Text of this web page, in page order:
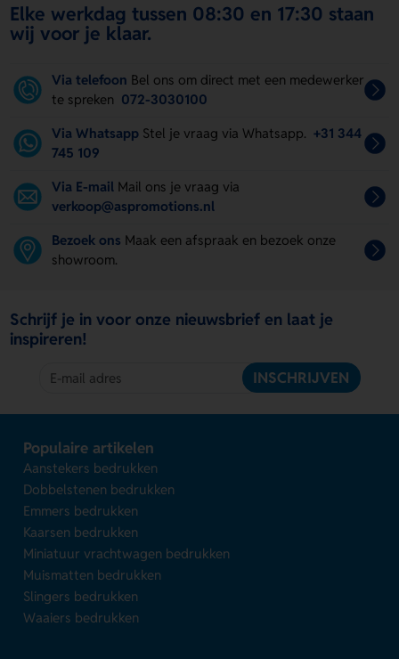
Elke werkdag tussen 08:30 en 17:30 staan
wij voor je klaar.
Via telefoon Bel ons om direct met een medewerker
te spreken 072-3030100
Via Whatsapp Stel je vraag via Whatsapp. +31 344
745 109
Via E-mail Mail ons je vraag via
verkoop@aspromotions.nl
Bezoek ons Maak een afspraak en bezoek onze
showroom.
Schrijf je in voor onze nieuwsbrief en laat je
inspireren!
INSCHRIJVEN
Populaire artikelen
Aanstekers bedrukken
Dobbelstenen bedrukken
Emmers bedrukken
Kaarsen bedrukken
Miniatuur vrachtwagen bedrukken
Muismatten bedrukken
Slingers bedrukken
Waaiers bedrukken